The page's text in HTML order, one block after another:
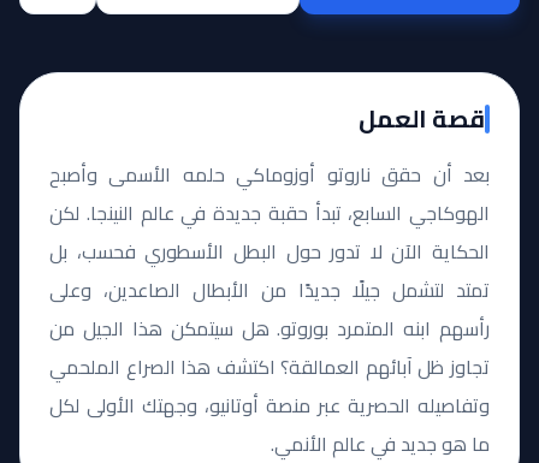
قصة العمل
بعد أن حقق ناروتو أوزوماكي حلمه الأسمى وأصبح
الهوكاجي السابع، تبدأ حقبة جديدة في عالم النينجا. لكن
الحكاية الآن لا تدور حول البطل الأسطوري فحسب، بل
تمتد لتشمل جيلًا جديدًا من الأبطال الصاعدين، وعلى
رأسهم ابنه المتمرد بوروتو. هل سيتمكن هذا الجيل من
تجاوز ظل آبائهم العمالقة؟ اكتشف هذا الصراع الملحمي
وتفاصيله الحصرية عبر منصة أوتانيو، وجهتك الأولى لكل
ما هو جديد في عالم الأنمي.